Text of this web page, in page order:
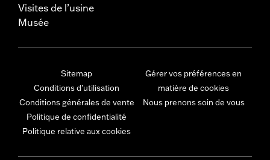
Visites de l’usine
Musée
Sitemap
Conditions d'utilisation
Conditions générales de vente
Politique de confidentialité
Politique relative aux cookies
Gérer vos préférences en
matière de cookies
Nous prenons soin de vous